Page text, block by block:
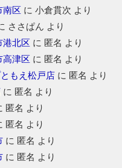
南区 に 小倉貫次 より
ささぱん より
港北区 に 匿名 より
高津区 に 匿名 より
もえ松戸店に 匿名 より
に 匿名 より
匿名 より
匿名 より
に 匿名 より
に 匿名 より